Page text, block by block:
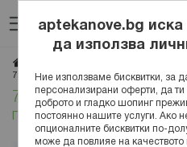
към
съдържанието
7 съвета за ефективна грижа за кожата
7 съвета за
през лятото
aptekanove.bg
да използва
Ние използваме бисквитки, за
персонализирани оферти, да
доброто и гладко шопинг
постоянно нашите услуги. Ако
опционалните бисквитки по-
може да повлияе на качеството